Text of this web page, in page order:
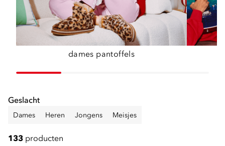
dames pantoffels
Geslacht
Dames Heren Jongens Meisjes
133 producten